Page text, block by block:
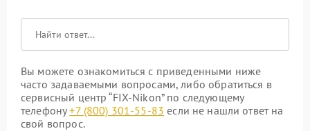
Вы можете ознакомиться с приведенными ниже
часто задаваемыми вопросами, либо обратиться в
сервисный центр “FIX-Nikon” по следующему
телефону+7 (800) 301-55-83 если не нашли ответ на
свой вопрос.